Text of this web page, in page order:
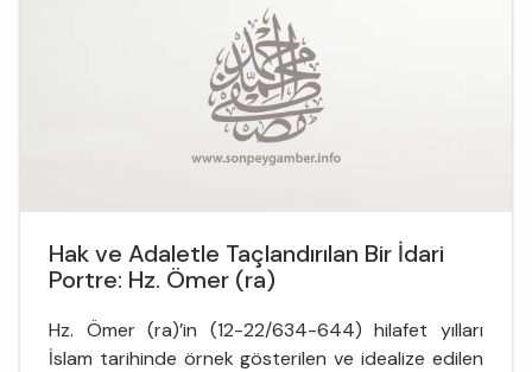
kendisinden sonra yaşayan tek çocu...
Hak ve Adaletle Taçlandırılan Bir İdari
Portre: Hz. Ömer (ra)
Hz. Ömer (ra)’in (12-22/634-644) hilafet yılları
İslam tarihinde örnek gösterilen ve idealize edilen